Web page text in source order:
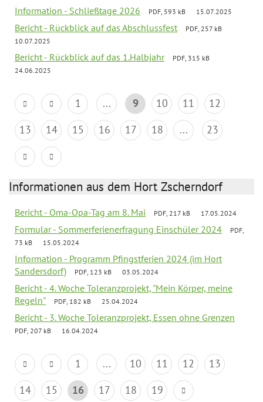
Information - Schließtage 2026 PDF, 593 kB 15.07.2025
Bericht - Rückblick auf das Abschlussfest
PDF, 257 kB
10.07.2025
Bericht - Rückblick auf das 1.Halbjahr
PDF, 315 kB
24.06.2025
1 ... 9 10 11
12
13
14 15 16 17 18 ... 23
Informationen aus dem Hort Zscherndorf
Bericht - Oma-Opa-Tag am 8. Mai PDF, 217 kB 17.05.2024
Formular - Sommerferienerfragung Einschüler 2024
PDF,
73 kB
15.05.2024
Information - Programm Pfingstferien 2024 (im Hort
Sandersdorf)
PDF, 123 kB 03.05.2024
Bericht - 4. Woche Toleranzprojekt, "Mein Körper, meine
Regeln"
PDF, 182 kB 25.04.2024
Bericht - 3. Woche Toleranzprojekt, Essen ohne Grenzen
PDF, 207 kB 16.04.2024
1 ... 10 11 12
13
14
15 16 17 18 19